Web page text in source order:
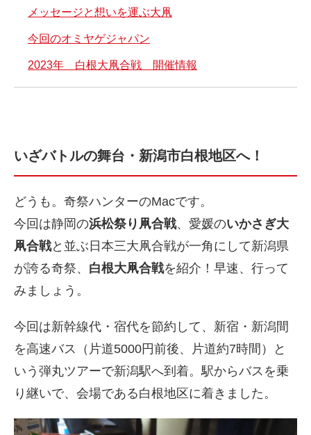
メッセージと想いを運ぶ大凧
今回のオミヤゲジャパン
2023年 白根大凧合戦 開催情報
いざバトルの舞台・新潟市白根地区へ！
どうも。奇祭ハンターのMacです。
今回は静岡の浜松祭り凧合戦、愛媛のいかさぎ大
凧合戦と並ぶ日本三大凧合戦が一角にして新潟県
が誇る奇祭、 白根大凧合戦を紹介！早速、行って
みましょう。
今回は新幹線代・宿代を節約して、新宿・新潟間
を高速バス（片道5000円前後、片道約7時間）と
いう弾丸ツアーで新潟駅へ到着。駅からバスを乗
り継いで、会場である白根地区に着きました。